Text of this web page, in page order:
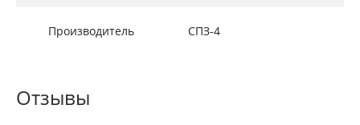
Производитель СПЗ-4
Отзывы